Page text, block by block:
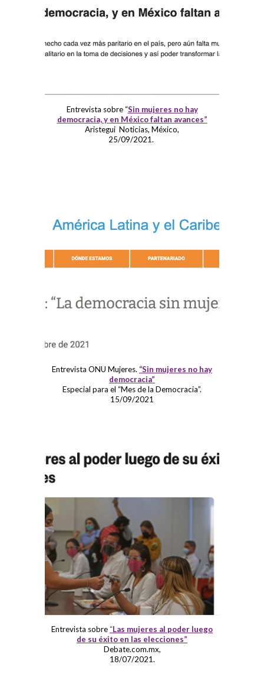
Entrevista sobre “Sin mujeres no hay
democracia, y en México faltan avances”
Aristegui Noticias, México,
25/09/2021.
Entrevista ONU Mujeres. “Sin mujeres no hay
democracia”
Especial para el “Mes de la Democracia”.
15/09/2021
Entrevista sobre “Las mujeres al poder luego
de su éxito en las elecciones”
Debate.com.mx,
18/07/2021.